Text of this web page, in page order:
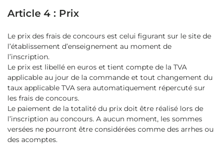
Article 4 : Prix
Le prix des frais de concours est celui figurant sur le site de
l’établissement d’enseignement au moment de
l’inscription.
Le prix est libellé en euros et tient compte de la TVA
applicable au jour de la commande et tout changement du
taux applicable TVA sera automatiquement répercuté sur
les frais de concours.
Le paiement de la totalité du prix doit être réalisé lors de
l’inscription au concours. A aucun moment, les sommes
versées ne pourront être considérées comme des arrhes ou
des acomptes.